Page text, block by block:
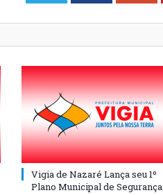
Vigia de Nazaré Lança seu 1º
Plano Municipal de Segurança